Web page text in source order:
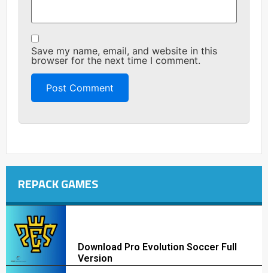
Save my name, email, and website in this
browser for the next time I comment.
REPACK GAMES
Download Pro Evolution Soccer Full
Version